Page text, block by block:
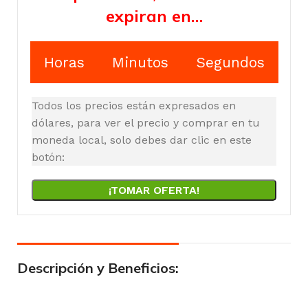
expiran en…
Horas Minutos Segundos
Todos los precios están expresados en
dólares, para ver el precio y comprar en tu
moneda local, solo debes dar clic en este
botón:
¡TOMAR OFERTA!
Descripción y Beneficios: